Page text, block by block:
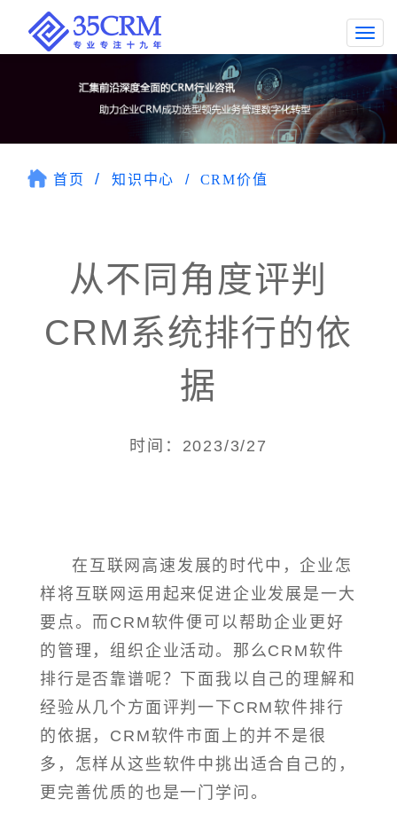
首页 知识中心 CRM价值
从不同角度评判
CRM系统排行的依
据
时间：2023/3/27
在互联网高速发展的时代中，企业怎
样将互联网运用起来促进企业发展是一大
要点。而CRM软件便可以帮助企业更好
的管理，组织企业活动。那么CRM软件
排行是否靠谱呢？下面我以自己的理解和
经验从几个方面评判一下CRM软件排行
的依据，CRM软件市面上的并不是很
多，怎样从这些软件中挑出适合自己的，
更完善优质的也是一门学问。